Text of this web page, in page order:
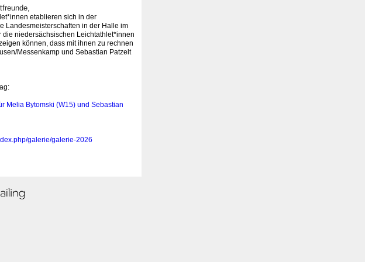
etablieren sich in der
Landesmeisterschaften in der Halle im
niedersächsischen Leichtathlet*innen
können, dass mit ihnen zu rechnen
Messenkamp und Sebastian Patzelt
Melia Bytomski (W15) und Sebastian
galerie/galerie-2026